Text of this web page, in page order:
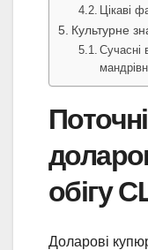
Цікаві
Культурне
Сучасні
обігу
Доларові